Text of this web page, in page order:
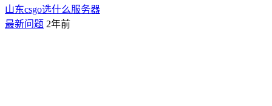
山东csgo选什么服务器
最新问题 2年前